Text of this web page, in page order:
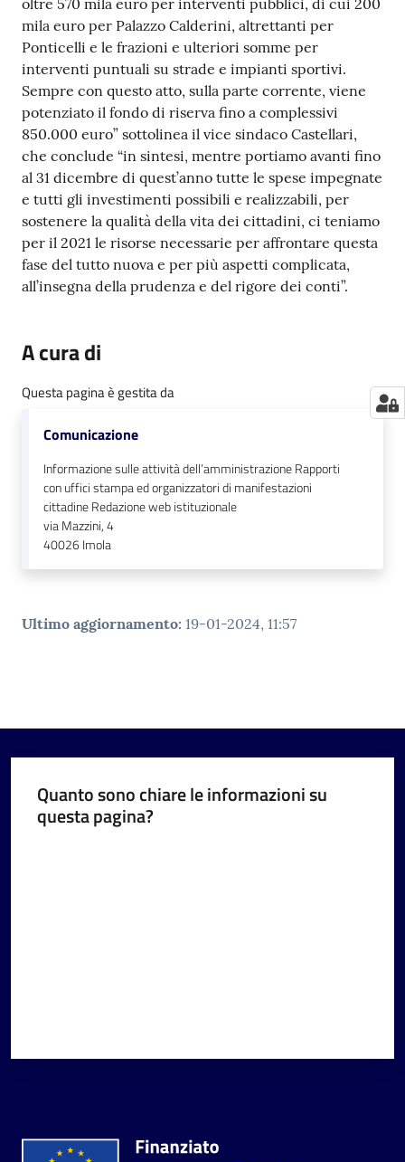
oltre 570 mila euro per interventi pubblici, di cui 200
mila euro per Palazzo Calderini, altrettanti per
Ponticelli e le frazioni e ulteriori somme per
interventi puntuali su strade e impianti sportivi.
Sempre con questo atto, sulla parte corrente, viene
potenziato il fondo di riserva fino a complessivi
850.000 euro” sottolinea il vice sindaco Castellari,
che conclude “in sintesi, mentre portiamo avanti fino
al 31 dicembre di quest’anno tutte le spese impegnate
e tutti gli investimenti possibili e realizzabili, per
sostenere la qualità della vita dei cittadini, ci teniamo
per il 2021 le risorse necessarie per affrontare questa
fase del tutto nuova e per più aspetti complicata,
all’insegna della prudenza e del rigore dei conti”.
A cura di
Questa pagina è gestita da
Comunicazione
Informazione sulle attività dell’amministrazione Rapporti
con uffici stampa ed organizzatori di manifestazioni
cittadine Redazione web istituzionale
via Mazzini, 4
40026Imola
Ultimo aggiornamento: 19-01-2024, 11:57
Quanto sono chiare le informazioni su
questa pagina?